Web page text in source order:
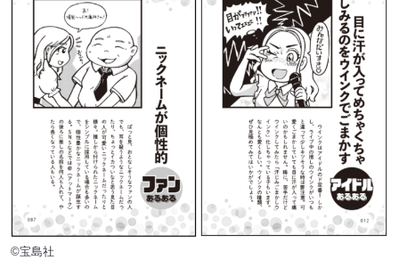
©宝島社